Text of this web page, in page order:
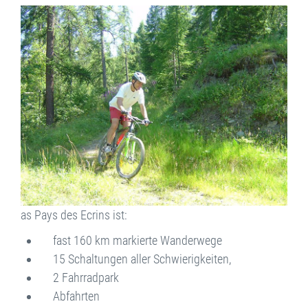
as Pays des Ecrins ist:
fast 160 km markierte Wanderwege
15 Schaltungen aller Schwierigkeiten,
2 Fahrradpark
Abfahrten